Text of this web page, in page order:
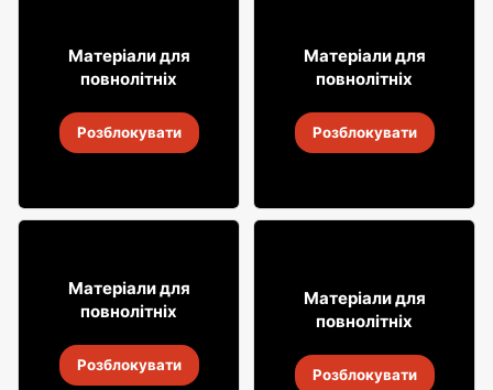
1999
18 серп. 2026
Матеріали для
повнолітніх
Розблокувати
29 99
18 серп. 2026
Матеріали для
повнолітніх
Розблокувати
1699
18 серп. 2026
Матеріали для
повнолітніх
Розблокувати
49
Алкогольні напої Soplica
Матеріали для
повнолітніх
Розблокувати